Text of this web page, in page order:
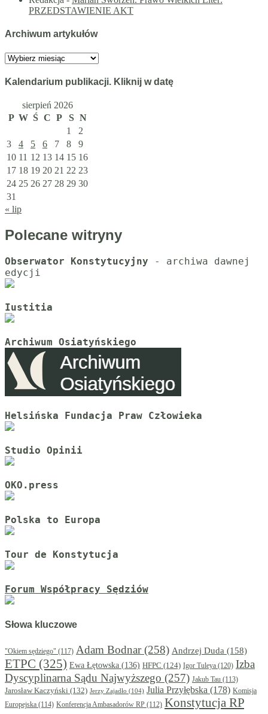
PRZEDSTAWIENIE AKT
Archiwum artykułów
Archiwum
Kalendarium publikacji. Kliknij w datę
sierpień 2026
P W Ś C P S N
1
2
3
4 5 6 7 8
9
10 11 12 13 14 15 16
17 18 19 20 21 22 23
24 25 26 27 28 29 30
31
« lip
Polecane witryny
Obserwator Konstytucyjny - archiwa dawnej
Iustitia
Archiwum Osiatyńskiego
Helsińska Fundacja Praw Człowieka
Studio Opinii
OKO.press
Polska to Europa
Tour de Konstytucja
Forum Współpracy Sędziów
Słowa kluczowe
"Okiem sędziego" (117) Adam Bodnar(258) Andrzej Duda (158)
ETPC (325) Ewa Łętowska (136) HFPC (124) Igor Tuleya (120) Izba
Dyscyplinarna Sądu Najwyższego (257) Jakub Tau (113)
Jarosław Kaczyński (132) Jerzy Zajadło (104) Julia Przyłębska (178) Komisja
Europejska (114) Konferencja Ambasadorów RP (112) Konstytucja RP